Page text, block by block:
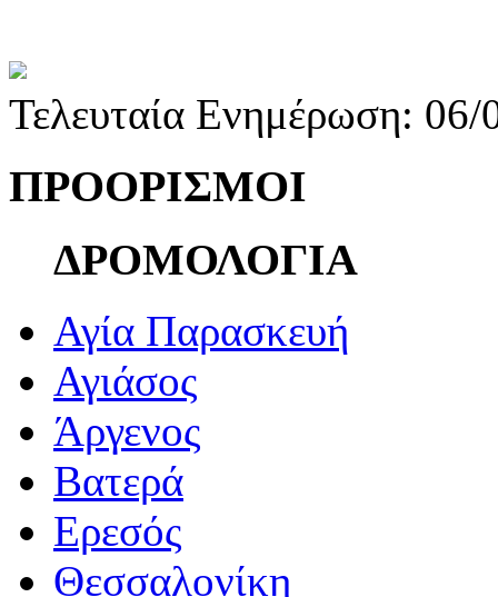
Τελευταία Ενημέρωση:
ΠΡΟΟΡΙΣΜΟΙ
ΔΡΟΜΟΛΟΓΙΑ
Αγία Παρασκευή
Αγιάσος
Άργενος
Βατερά
Ερεσός
Θεσσαλονίκη